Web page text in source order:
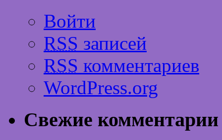
Войти
RSS записей
RSS комментариев
WordPress.org
Свежие комментарии